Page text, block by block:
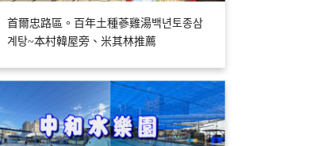
首爾忠路區。百年土種蔘雞湯백년토종삼
계탕~本村韓屋旁、米其林推薦